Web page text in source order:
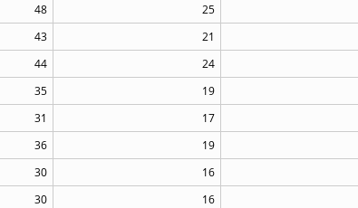
48 25
43 21
44 24
35 19
31 17
36 19
30 16
30 16